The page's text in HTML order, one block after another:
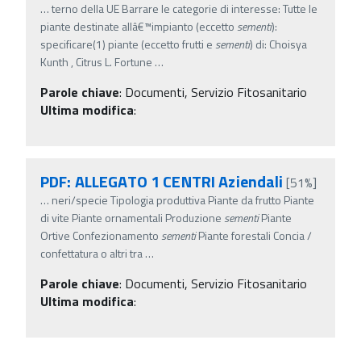
…terno della UE Barrare le categorie di interesse: Tutte le
piante destinate allâ€™impianto (eccetto sementi):
specificare(1) piante (eccetto frutti e sementi) di: Choisya
Kunth , Citrus L. Fortune …
Parole chiave: Documenti, Servizio Fitosanitario
Ultima modifica:
PDF: ALLEGATO 1 CENTRI Aziendali [51%]
… neri/specie Tipologia produttiva Piante da frutto Piante
di vite Piante ornamentali Produzione sementiPiante
Ortive Confezionamento sementiPiante forestali Concia /
confettatura o altri tra…
Parole chiave: Documenti, Servizio Fitosanitario
Ultima modifica: